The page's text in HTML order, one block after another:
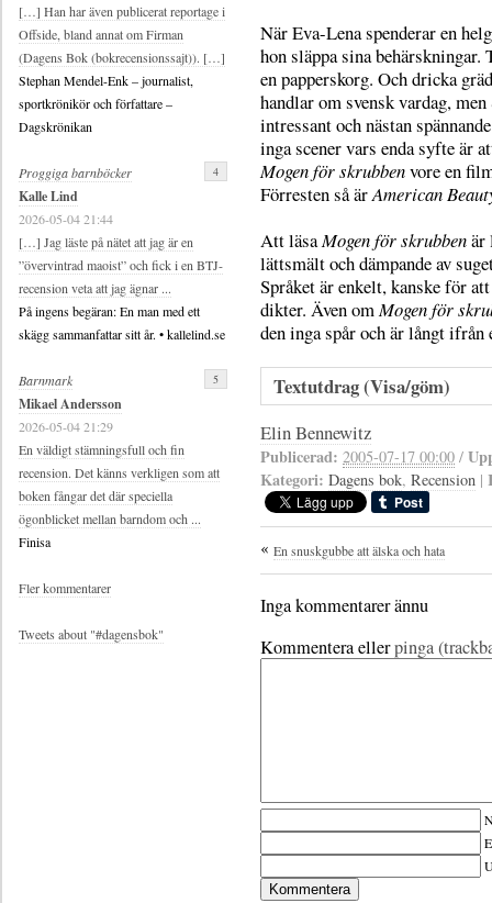
När Eva-Lena spenderar en
hon släppa sina
en papperskorg. Och dricka
handlar om svensk vardag,
intressant och nästan
inga scener vars enda syfte är
Mogen för skrubbenvore en
Förresten så ärAmerican
Att läsa Mogen för skrubbenär
lättsmält och dämpande av
Språket är enkelt, kanske för
dikter. Även om Mogen för
den inga spår och är långt
Textutdrag (Visa/göm)
Elin Bennewitz
Publicerad: 2005-07-17 00:00 /
Kategori: Dagens bok, Recension |
En snuskgubbe att älska och hata
Inga kommentarer ännu
Kommentera ellerpinga
[…] Han har även publicerat reportage i
Offside, bland annat om Firman
(Dagens Bok (bokrecensionssajt)). […]
Stephan Mendel-Enk – journalist,
sportkrönikör och författare –
Dagskrönikan
Proggiga barnböcker
Kalle Lind
2026-05-04 21:44
[…] Jag läste på nätet att jag är en
”övervintrad maoist” och fick i en BTJ-
recension veta att jag ägnar ...
På ingens begäran: En man med ett
skägg sammanfattar sitt år. • kallelind.se
4
Barnmark
Mikael Andersson
2026-05-04 21:29
En väldigt stämningsfull och fin
recension. Det känns verkligen som att
boken fångar det där speciella
ögonblicket mellan barndom och ...
Finisa
5
Fler kommentarer
Tweets about "#dagensbok"